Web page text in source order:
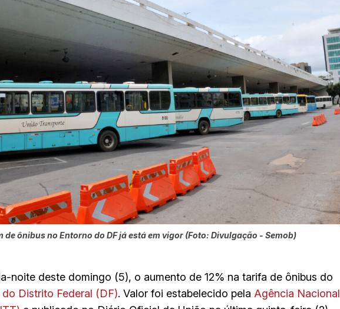
de ônibus no Entorno do DF já está em vigor (Foto: Divulgação - Semob)
noite deste domingo (5), o aumento de 12% na tarifa de ônibus do
do Distrito Federal (DF). Valor foi estabelecido pela Agência Nacional